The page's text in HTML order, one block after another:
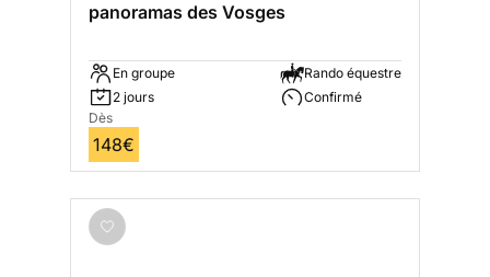
panoramas des Vosges
En groupe
2 jours
Rando équestre
Confirmé
Dès
148€